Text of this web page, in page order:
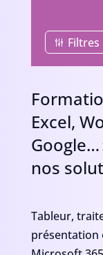
Filtres
Excel,
Google…
nos
Tableur,
présentation